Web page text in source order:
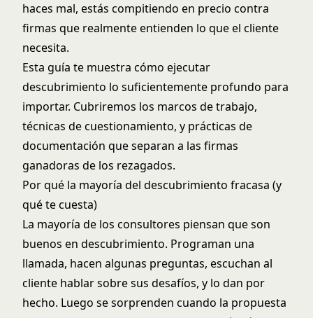
haces mal, estás compitiendo en precio contra
firmas que realmente entienden lo que el cliente
necesita.
Esta guía te muestra cómo ejecutar
descubrimiento lo suficientemente profundo para
importar. Cubriremos los marcos de trabajo,
técnicas de cuestionamiento, y prácticas de
documentación que separan a las firmas
ganadoras de los rezagados.
Por qué la mayoría del descubrimiento fracasa (y
qué te cuesta)
La mayoría de los consultores piensan que son
buenos en descubrimiento. Programan una
llamada, hacen algunas preguntas, escuchan al
cliente hablar sobre sus desafíos, y lo dan por
hecho. Luego se sorprenden cuando la propuesta